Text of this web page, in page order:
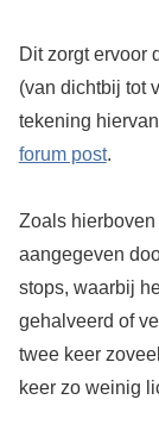
Dit zorgt ervoor
(van dichtbij tot
tekening
forum post.
Zoals
aangegeven
stops, waarbij
gehalveerd of
twee keer
keer zo weinig